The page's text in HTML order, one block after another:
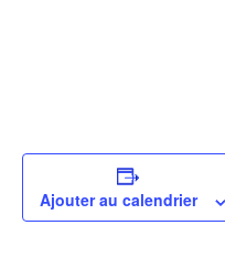
Ajouter au calendrier